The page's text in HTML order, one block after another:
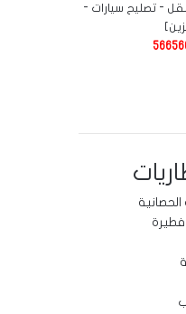
- تصليح سيارات -
فطيرة